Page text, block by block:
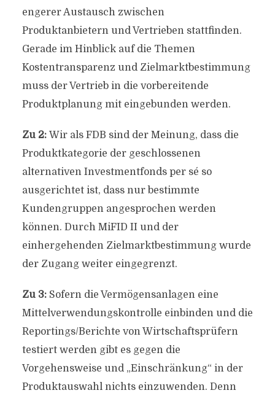
engerer Austausch zwischen
Produktanbietern und Vertrieben stattfinden.
Gerade im Hinblick auf die Themen
Kostentransparenz und Zielmarktbestimmung
muss der Vertrieb in die vorbereitende
Produktplanung mit eingebunden werden.
Zu 2: Wir als FDB sind der Meinung, dass die
Produktkategorie der geschlossenen
alternativen Investmentfonds per sé so
ausgerichtet ist, dass nur bestimmte
Kundengruppen angesprochen werden
können. Durch MiFID II und der
einhergehenden Zielmarktbestimmung wurde
der Zugang weiter eingegrenzt.
Zu 3: Sofern die Vermögensanlagen eine
Mittelverwendungskontrolle einbinden und die
Reportings/Berichte von Wirtschaftsprüfern
testiert werden gibt es gegen die
Vorgehensweise und „Einschränkung“ in der
Produktauswahl nichts einzuwenden. Denn